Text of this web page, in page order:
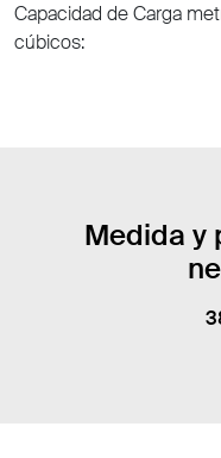
Capacidad de Carga
cúbicos:
Medida y